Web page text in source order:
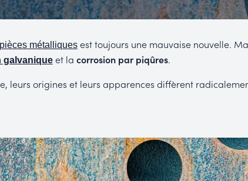
pièces métalliquesest toujours une mauvaise nouvelle.
galvaniqueet la corrosion par piqûres.
leurs origines et leurs apparences diffèrent